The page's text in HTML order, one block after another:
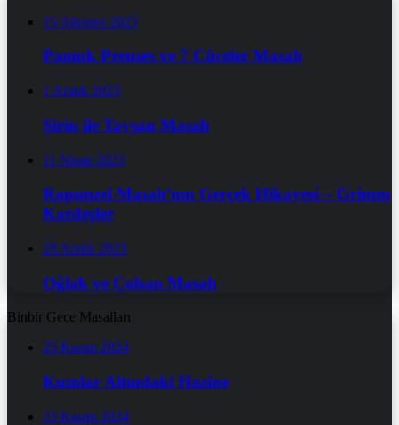
15 Ağustos 2023
Pamuk Prenses ve 7 Cüceler Masalı
1 Aralık 2023
Şirin ile Tavşan Masalı
11 Nisan 2023
Rapunzel Masalı’nın Gerçek Hikayesi – Grimm
Kardeşler
29 Aralık 2023
Oğlak ve Çoban Masalı
Binbir Gece Masalları
25 Kasım 2024
Kumlar Altındaki Hazine
23 Kasım 2024